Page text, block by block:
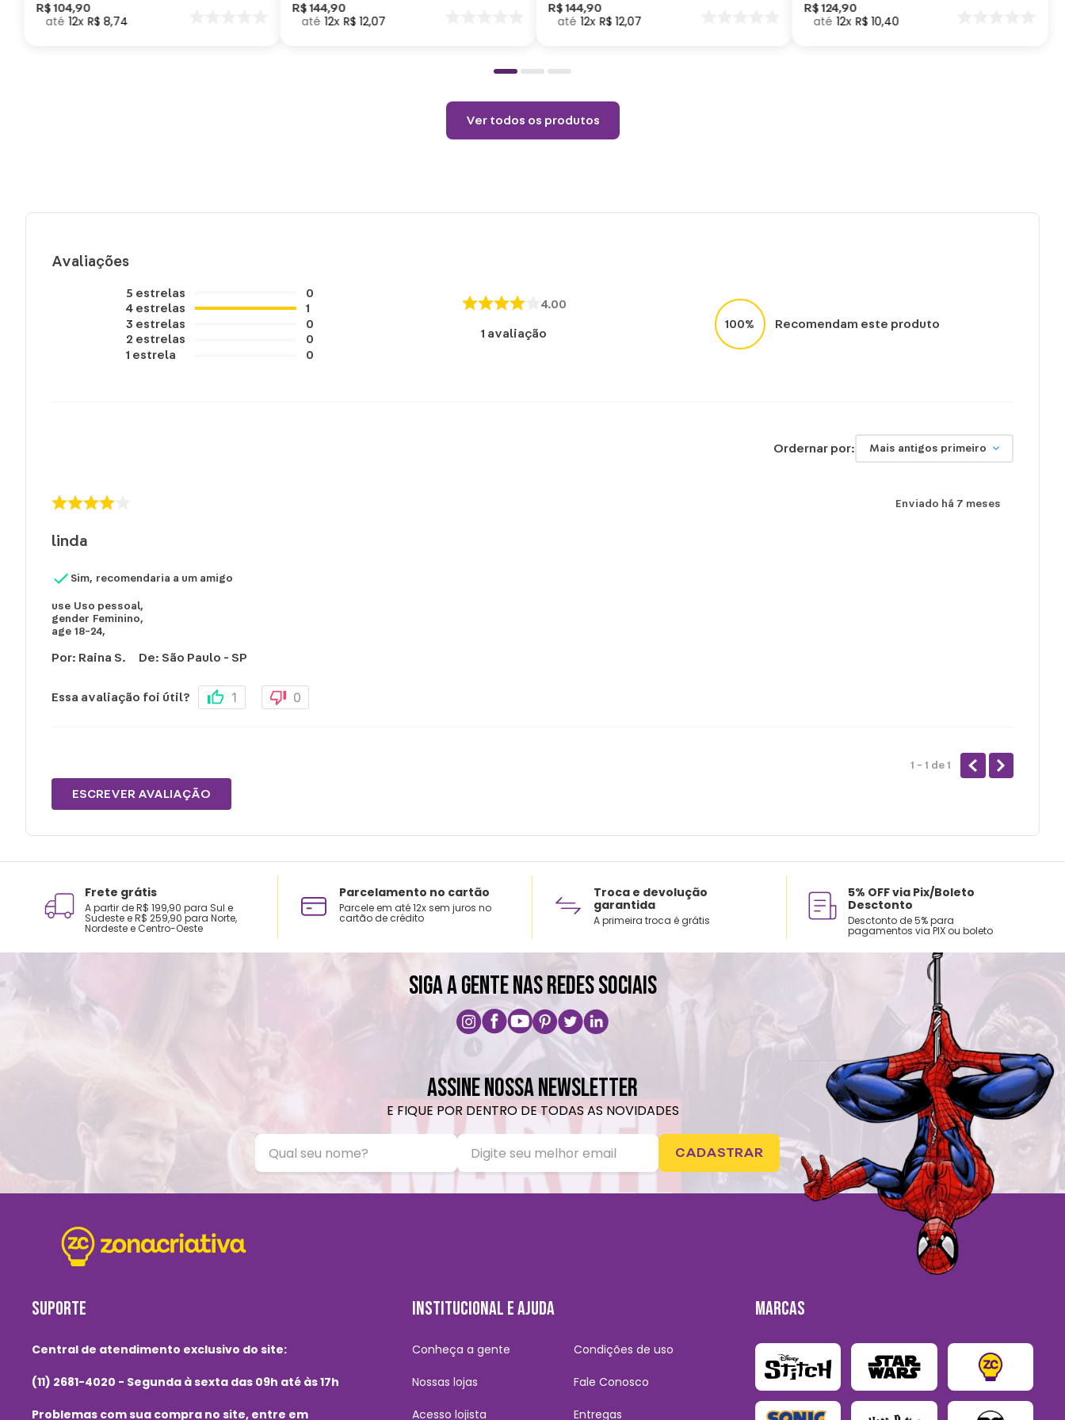
produto, pois trata-se de um produto de cerâmica.
R$ 104,90
12 R$ 8,74
Como Treinar
seu Dragão
R$ 144,90
12 R$ 12,07
R$ 144,90
12 R$ 12,07
R$ 124,90
12 R$ 10,40
Ver todos os produtos
Avaliações
5 estrelas
4 estrelas
3 estrelas
2 estrelas
1 estrela
0
1
0
0
0
4.00
1 avaliação
100% Recomendam este produto
Ordernar por: Mais antigos primeiro
Enviado há 7 meses
linda
Sim, recomendaria a um amigo
use Uso pessoal,
gender Feminino,
age 18-24,
Por: Raina S. De: São Paulo - SP
Essa avaliação foi útil? 1 0
1 - 1 de 1
ESCREVER AVALIAÇÃO
Frete grátis
A partir de R$ 199,90 para Sul e
Sudeste e R$ 259,90 para Norte,
Nordeste e Centro-Oeste
Parcelamento no cartão
Parcele em até 12x sem juros no
cartão de crédito
Troca e devolução
garantida
A primeira troca é grátis
5% OFF via Pix/Boleto
Desctonto
Desctonto de 5% para
pagamentos via PIX ou boleto
SIGA A GENTE NAS REDES SOCIAIS
ASSINE NOSSA NEWSLETTER
E FIQUE POR DENTRO DE TODAS AS NOVIDADES
CADASTRAR
SUPORTE
Central de atendimento exclusivo do site:
(11) 2681-4020 - Segunda à sexta das 09h até às 17h
Problemas com sua compra no site, entre em
INSTITUCIONAL E AJUDA
Conheça a gente
Nossas lojas
Acesso lojista
Condições de uso
Fale Conosco
Entregas
MARCAS